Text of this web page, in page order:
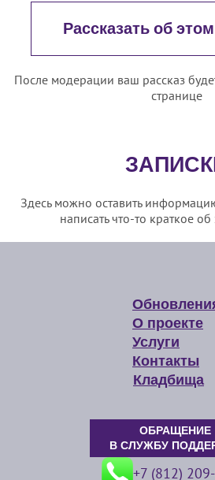
Рассказать об
После модерации ваш рассказ
странице
Здесь можно оставить
написать что-то краткое
О проекте
Услуги
Контакты
Кладбища
ОБРАЩЕНИЕ
В СЛУЖБУ
+7 (812)